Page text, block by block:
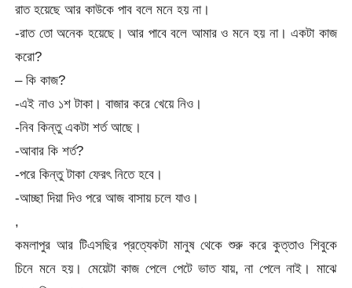
রাত হয়েছে আর কাউকে পাব বলে মনে হয় না।
-রাত তো অনেক হয়েছে। আর পাবে বলে আমার ও মনে হয় না। একটা কাজ
করো?
– কি কাজ?
-এই নাও ১শ টাকা। বাজার করে খেয়ে নিও।
-নিব কিন্তু একটা শর্ত আছে।
-আবার কি শর্ত?
-পরে কিন্তু টাকা ফেরৎ নিতে হবে।
-আচ্ছা দিয়া দিও পরে আজ বাসায় চলে যাও।
,
কমলাপুর আর টিএসছির প্রত্যেকটা মানুষ থেকে শুরু করে কুত্তাও শিবুকে
চিনে মনে হয়। মেয়েটা কাজ পেলে পেটে ভাত যায়, না পেলে নাই। মাঝে